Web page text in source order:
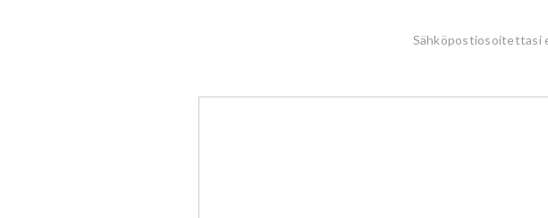
Sähköpostiosoitettasi